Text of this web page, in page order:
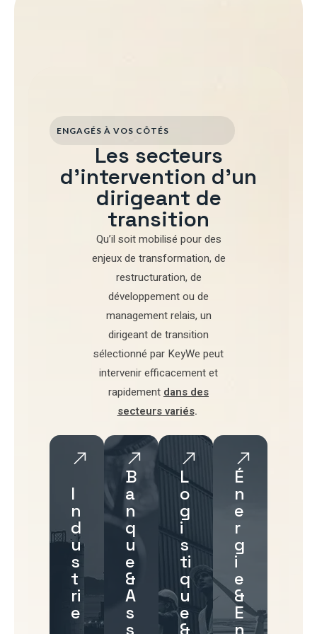
ENGAGÉS À VOS CÔTÉS
Les secteurs
d'intervention d'un
dirigeant de
transition
Qu’il soit mobilisé pourdes
enjeux de transformation, de
restructuration, de
développementou de
management relais, un
dirigeant de transition
sélectionné par KeyWe peut
intervenir efficacement et
rapidement dans des
secteurs variés.
I
n
d
u
s
t
ri
e
B
a
n
q
u
e
&
A
s
s
L
o
g
i
s
ti
q
u
e
&
É
n
e
r
g
i
e
&
E
n